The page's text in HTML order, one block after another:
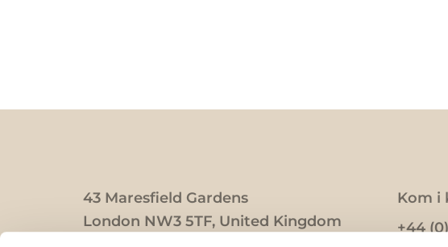
43 Maresfield Gardens
London NW3 5TF, United Kingdom
Kom i
+44